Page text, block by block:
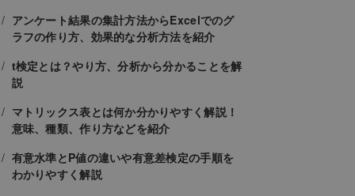
アンケート結果の集計方法からExcelでのグ
ラフの作り方、効果的な分析方法を紹介
t検定とは？やり方、分析から分かることを解
説
マトリックス表とは何か分かりやすく解説！
意味、種類、作り方などを紹介
有意水準とP値の違いや有意差検定の手順を
わかりやすく解説